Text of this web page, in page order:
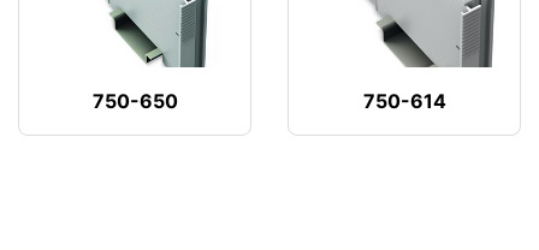
750-650 750-614